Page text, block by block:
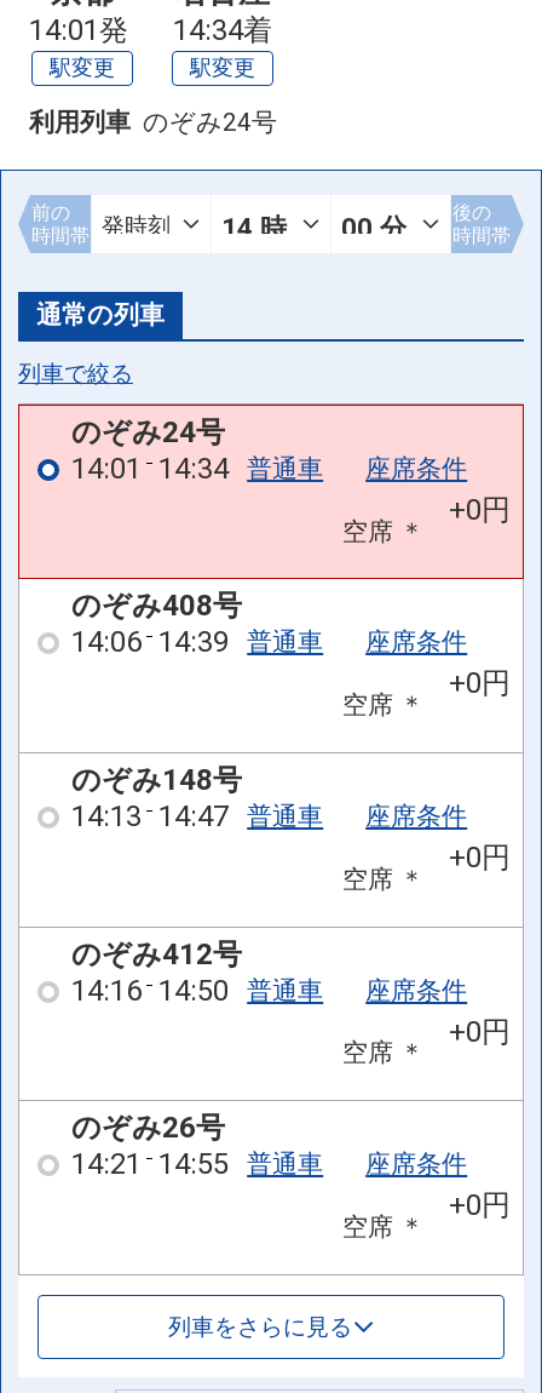
14:01発
駅変更
14:34着
駅変更
利用列車 のぞみ24号
前の
時間帯
後の
時間帯
通常の列車
列車で絞る
のぞみ24号
14:01
14:34 普通車 座席条件
空席 ＊
+0円
のぞみ408号
14:06 14:39 普通車 座席条件
空席 ＊
+0円
のぞみ148号
14:13 14:47 普通車 座席条件
空席 ＊
+0円
のぞみ412号
14:16 14:50 普通車 座席条件
空席 ＊
+0円
のぞみ26号
14:21
14:55 普通車 座席条件
空席 ＊
+0円
列車をさらに見る